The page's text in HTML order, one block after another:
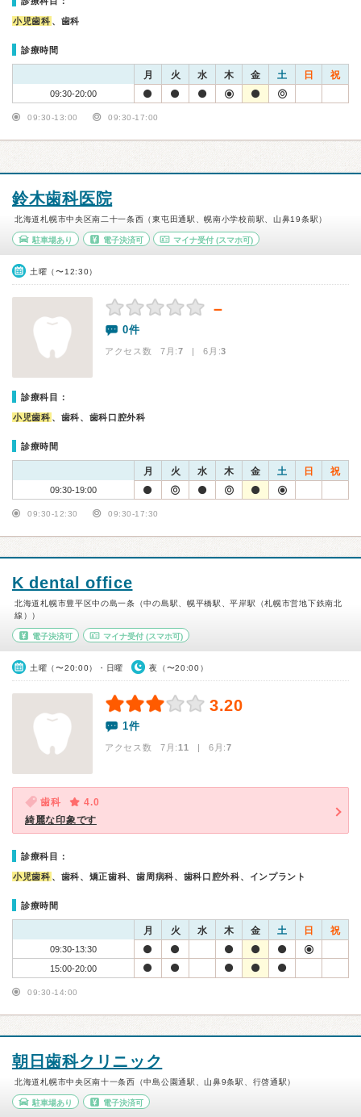
小児歯科 、歯科
診療時間
月 火 水 木 金 土 日 祝
09:30-20:00
09:30-13:00 09:30-17:00
鈴木歯科医院
北海道札幌市中央区南二十一条西（東屯田通駅、幌南小学校前駅、山鼻19条駅）
駐車場あり 電子決済可 マイナ受付 (スマホ可)
土曜（〜12:30）
－
0件
アクセス数 7月:7 | 6月:3
診療科目：
小児歯科 、歯科、歯科口腔外科
診療時間
月 火 水 木 金 土 日 祝
09:30-19:00
09:30-12:30 09:30-17:30
K dental office
北海道札幌市豊平区中の島一条（中の島駅、幌平橋駅、平岸駅（札幌市営地下鉄南北
線））
電子決済可 マイナ受付(スマホ可)
土曜（〜20:00）・日曜 夜（〜20:00）
3.20
1件
アクセス数 7月:11 | 6月:7
歯科
4.0
綺麗な印象です
診療科目：
小児歯科 、歯科、矯正歯科、歯周病科、歯科口腔外科、インプラント
診療時間
月 火 水 木 金 土 日 祝
09:30-13:30
15:00-20:00
09:30-14:00
朝日歯科クリニック
北海道札幌市中央区南十一条西（中島公園通駅、山鼻9条駅、行啓通駅）
駐車場あり 電子決済可